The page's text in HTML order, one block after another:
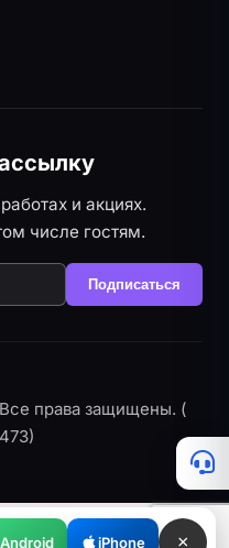
и акциях.
числе гостям.
Подписаться
права защищены. (
×
Android iPhone